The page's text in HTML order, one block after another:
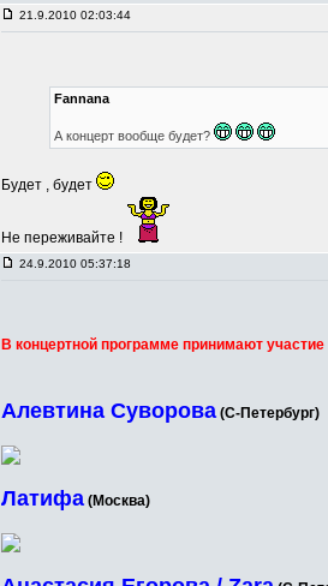
21.9.2010 02:03:44
Fannana
А концерт вообще будет?
Будет , будет
Не переживайте !
24.9.2010 05:37:18
В концертной программе принимают участие
Алевтина Суворова (С-Петербург)
Латифа (Москва)